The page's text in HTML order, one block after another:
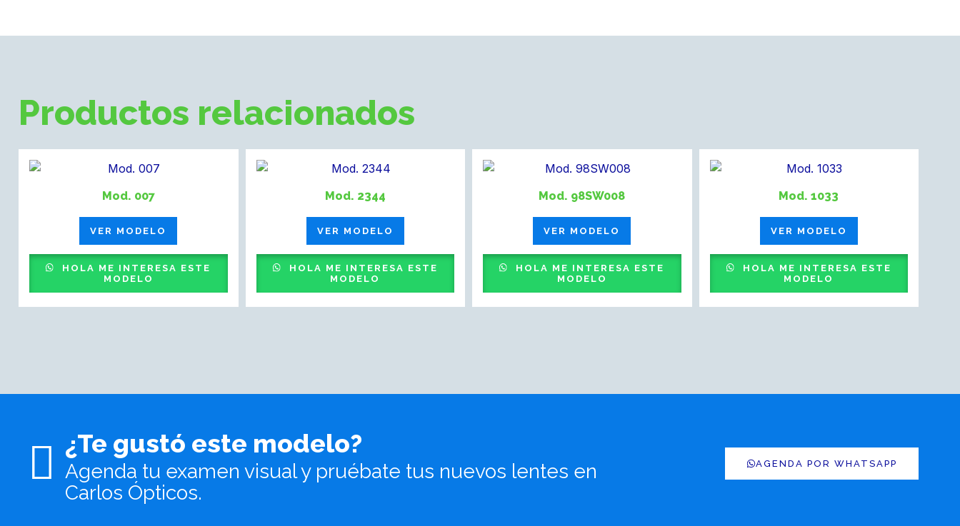
Productos relacionados
Mod. 007
VER MODELO
HOLA ME INTERESA ESTE
MODELO
Mod. 2344
VER MODELO
HOLA ME INTERESA ESTE
MODELO
Mod. 98SW008
VER MODELO
HOLA ME INTERESA ESTE
MODELO
Mod. 1033
VER MODELO
HOLA ME INTERESA ESTE
MODELO
¿Te gustó este modelo?
Agenda tu examen visual y pruébate tus nuevos lentes en
Carlos Ópticos.
AGENDA POR WHATSAPP